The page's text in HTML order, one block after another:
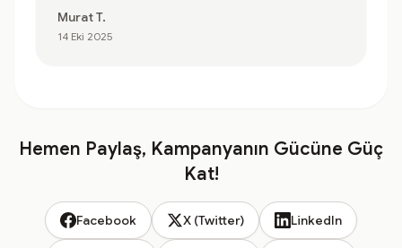
Murat T.
14 Eki 2025
Hemen Paylaş, Kampanyanın Gücüne Güç
Kat!
Facebook X (Twitter) LinkedIn